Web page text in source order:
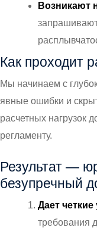
Возникают
Как проходит
Мы начинаем с
явные ошибки и
расчетных нагрузок
регламенту.
Результат —
безупречный
Дает четкие
требования